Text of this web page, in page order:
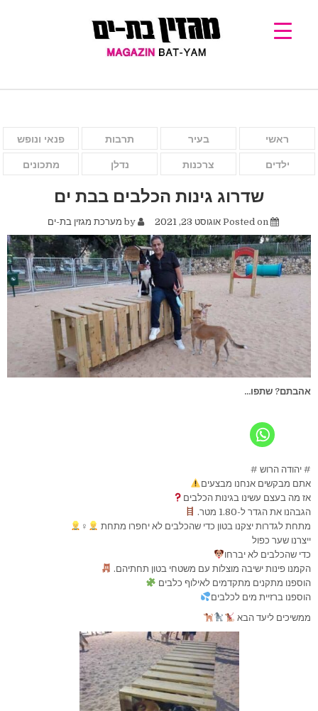
ראשי בעיר תרבות פנאי ונופש
ילדים צרכנות נדלן מתכונים
שדרוג גינות הכלבים בבת ים
אוגוסט 23, 2021 מערכת מגזין בת-ים
אהבתם? שתפו...
# יהודה הרוש #
אתם מבקשים אנחנו מבצעים
אז מה בעצם עשינו בגינות הכלבים
הגבהנו את הגדר ל-1.80 מטר.
מתחת לגדרות יצקנו בטון כדי שהכלבים לא יחפרו מתחת
‍♀
ייצרנו שער כפול
כדי שהכלבים לא יברחו
הקמנו פינות ישיבה מוצלות עם משטחי בטון תחתיהם.
הוספנו מתקנים מתקדמים לאילוף כלבים
הוספנו ברזיית מים לכלבים
ממשיכים ליעד הבא